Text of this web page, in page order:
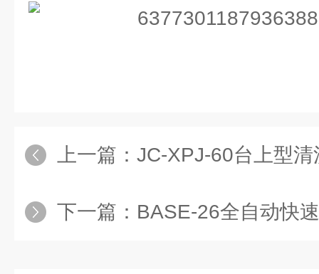
上一篇： JC-XPJ-60台上型清
下一篇： BASE-26全自动快